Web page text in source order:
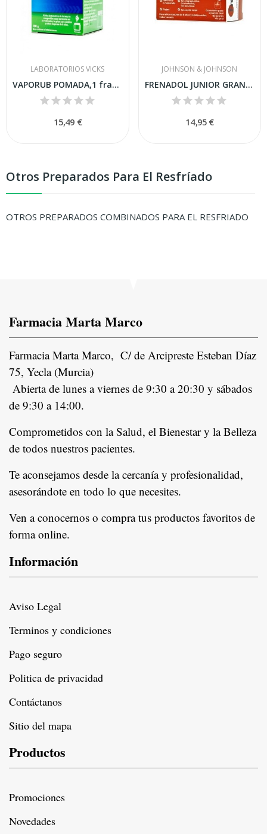
Otros Preparados Para El Resfríado
OTROS PREPARADOS COMBINADOS PARA EL RESFRIADO
LABORATORIOS VICKS
VAPORUB POMADA,1 frasco de 100 g
15,49 €
JOHNSON & JOHNSON
FRENADOL JUNIOR GRANULADO PARA SOLUCION ORAL ,...
14,95 €
Farmacia Marta Marco
Farmacia Marta Marco, C/ de Arcipreste Esteban Díaz
75, Yecla (Murcia)
Abierta de lunes a viernes de 9:30 a 20:30 y sábados
de 9:30 a 14:00.
Comprometidos con la Salud, el Bienestar y la Belleza
de todos nuestros pacientes.
Te aconsejamos desde la cercanía y profesionalidad,
asesorándote en todo lo que necesites.
Ven a conocernos o compra tus productos favoritos de
forma online.
Información
Aviso Legal
Terminos y condiciones
Pago seguro
Politica de privacidad
Contáctanos
Sitio del mapa
Productos
Promociones
Novedades